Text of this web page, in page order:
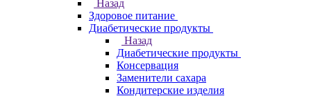
Назад
Здоровое питание
Диабетические продукты
Назад
Диабетические продукты
Консервация
Заменители сахара
Кондитерские изделия